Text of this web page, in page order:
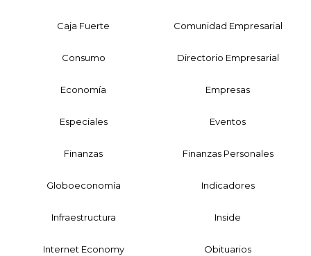
Caja Fuerte Comunidad Empresarial
Consumo Directorio Empresarial
Economía Empresas
Especiales Eventos
Finanzas Finanzas Personales
Globoeconomía Indicadores
Infraestructura Inside
Internet Economy Obituarios